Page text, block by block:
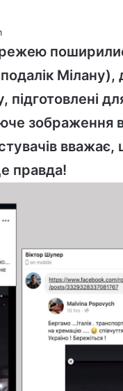
Мілану),
зображення
правда!